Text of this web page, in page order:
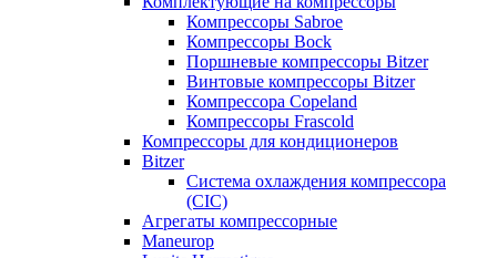
Компрессоры Sabroe
Компрессоры Bock
Поршневые компрессоры Bitzer
Винтовые компрессоры Bitzer
Компрессора Copeland
Компрессоры Frascold
Компрессоры для кондиционеров
Bitzer
Система охлаждения компрессора
(CIC)
Агрегаты компрессорные
Maneurop